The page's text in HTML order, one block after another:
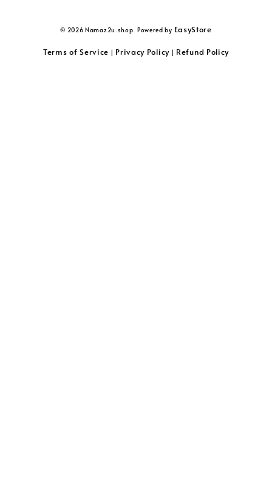
© 2026 Namaz2u.shop. Powered by EasyStore
Terms of Service | Privacy Policy| Refund Policy